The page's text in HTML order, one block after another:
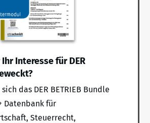
Interesse für DER
das DER BETRIEB Bundle
Datenbank für
Steuerrecht,